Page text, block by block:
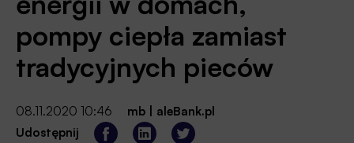
pompy ciepła zamiast
tradycyjnych pieców
08.11.2020 10:46 mb
aleBank.pl
Udostępnij